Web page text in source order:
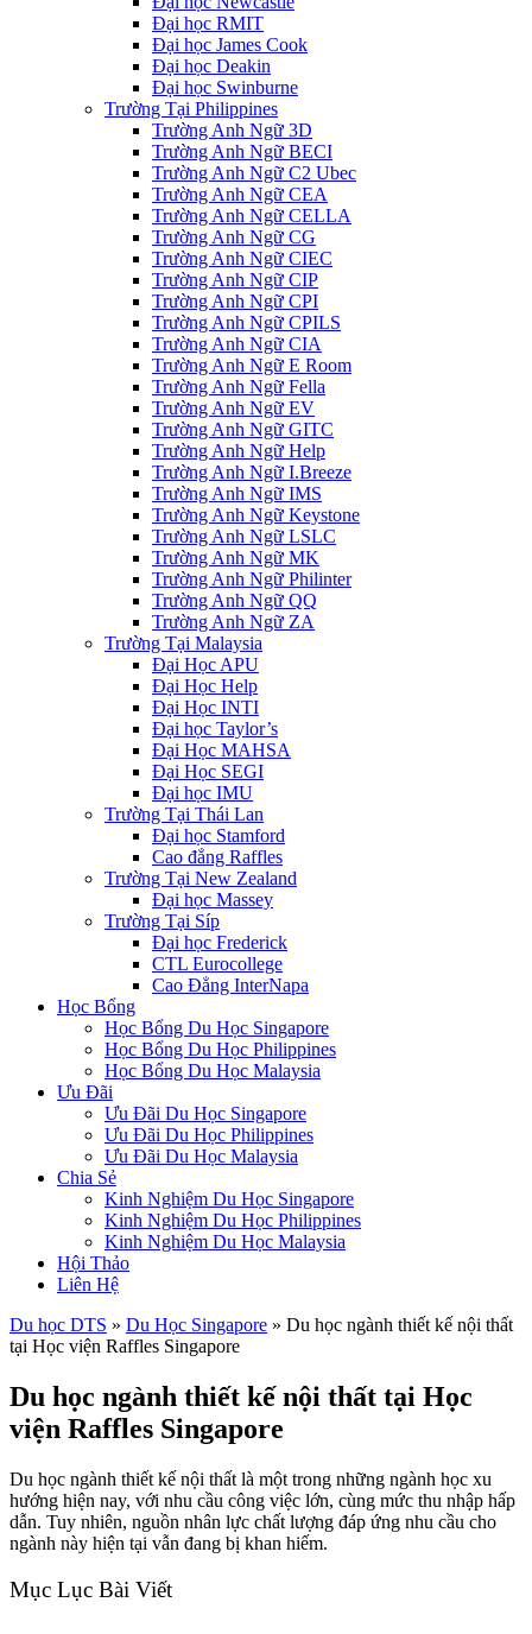
Đại học RMIT
Đại học James Cook
Đại học Deakin
Đại học Swinburne
Trường Tại Philippines
Trường Anh Ngữ 3D
Trường Anh Ngữ BECI
Trường Anh Ngữ C2 Ubec
Trường Anh Ngữ CEA
Trường Anh Ngữ CELLA
Trường Anh Ngữ CG
Trường Anh Ngữ CIEC
Trường Anh Ngữ CIP
Trường Anh Ngữ CPI
Trường Anh Ngữ CPILS
Trường Anh Ngữ CIA
Trường Anh Ngữ E Room
Trường Anh Ngữ Fella
Trường Anh Ngữ EV
Trường Anh Ngữ GITC
Trường Anh Ngữ Help
Trường Anh Ngữ I.Breeze
Trường Anh Ngữ IMS
Trường Anh Ngữ Keystone
Trường Anh Ngữ LSLC
Trường Anh Ngữ MK
Trường Anh Ngữ Philinter
Trường Anh Ngữ QQ
Trường Anh Ngữ ZA
Trường Tại Malaysia
Đại Học APU
Đại Học Help
Đại Học INTI
Đại học Taylor’s
Đại Học MAHSA
Đại Học SEGI
Đại học IMU
Trường Tại Thái Lan
Đại học Stamford
Cao đẳng Raffles
Trường Tại New Zealand
Đại học Massey
Trường Tại Síp
Đại học Frederick
CTL Eurocollege
Cao Đẳng InterNapa
Học Bổng
Học Bổng Du Học Singapore
Học Bổng Du Học Philippines
Học Bổng Du Học Malaysia
Ưu Đãi
Ưu Đãi Du Học Singapore
Ưu Đãi Du Học Philippines
Ưu Đãi Du Học Malaysia
Chia Sẻ
Kinh Nghiệm Du Học Singapore
Kinh Nghiệm Du Học Philippines
Kinh Nghiệm Du Học Malaysia
Hội Thảo
Liên Hệ
Du học DTS » Du Học Singapore » Du học ngành thiết kế nội thất
tại Học viện Raffles Singapore
Du học ngành thiết kế nội thất tại Học
viện Raffles Singapore
Du học ngành thiết kế nội thất là một trong những ngành học xu
hướng hiện nay, với nhu cầu công việc lớn, cùng mức thu nhập hấp
dẫn. Tuy nhiên, nguồn nhân lực chất lượng đáp ứng nhu cầu cho
ngành này hiện tại vẫn đang bị khan hiếm.
Mục Lục Bài Viết